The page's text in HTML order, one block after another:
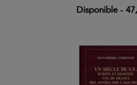
Disponible-